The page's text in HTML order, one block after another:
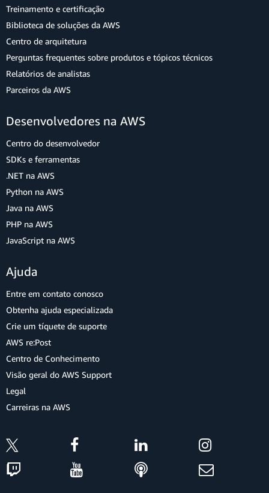
Treinamento e certificação
Biblioteca de soluções da AWS
Centro de arquitetura
Perguntas frequentes sobre produtos e tópicos técnicos
Relatórios de analistas
Parceiros da AWS
Desenvolvedores na AWS
Centro do desenvolvedor
SDKs e ferramentas
.NET na AWS
Python na AWS
Java na AWS
PHP na AWS
JavaScript na AWS
Ajuda
Entre em contato conosco
Obtenha ajuda especializada
Crie um tíquete de suporte
AWS re:Post
Centro de Conhecimento
Visão geral do AWS Support
Legal
Carreiras na AWS